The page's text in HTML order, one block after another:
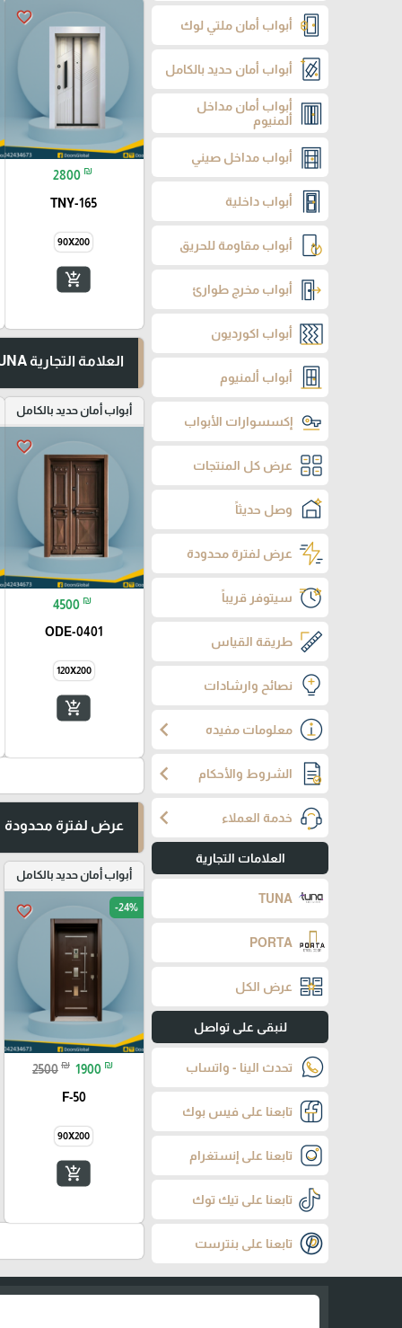
أبواب أمان ملتي لوك
أبواب أمان حديد بالكامل
أبواب أمان مداخل
ألمنيوم
أبواب مداخل صيني
أبواب داخلية
أبواب مقاومة للحريق
أبواب مخرج طوارئ
أبواب اكورديون
أبواب ألمنيوم
إكسسوارات الأبواب
عرض كل المنتجات
وصل حديثاً
عرض لفترة محدودة
سيتوفر قريباً
طريقة القياس
نصائح وارشادات
معلومات مفيده chevron_left
الشروط والأحكام chevron_left
خدمة العملاء chevron_left
العلامات التجارية
TUNA
PORTA
عرض الكل
لنبقى على تواصل
تحدث الينا - واتساب
تابعنا على فيس بوك
تابعنا على إنستغرام
تابعنا على تيك توك
تابعنا على بنترست
favorite_border
2800 ₪
TNY-165
90X200
add_shopping_cart
العلامة التجارية TUNA
أبواب أمان حديد بالكامل
favorite_border
4500 ₪
ODE-0401
120X200
add_shopping_cart
عرض لفترة محدودة
أبواب أمان حديد بالكامل
favorite_border -24%
2500 ₪ 1900 ₪
F-50
90X200
add_shopping_cart